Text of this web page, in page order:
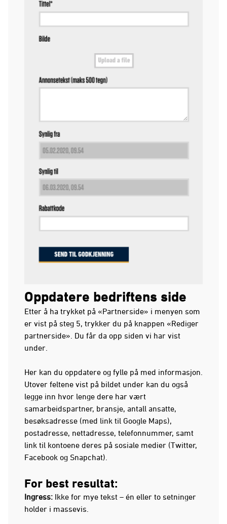
Oppdatere bedriftens side
Etter å ha trykket på «Partnerside» i menyen som
er vist på steg 5, trykker du på knappen «Rediger
partnerside». Du får da opp siden vi har vist
under.
Her kan du oppdatere og fylle på med informasjon.
Utover feltene vist på bildet under kan du også
legge inn hvor lenge dere har vært
samarbeidspartner, bransje, antall ansatte,
besøksadresse (med link til Google Maps),
postadresse, nettadresse, telefonnummer, samt
link til kontoene deres på sosiale medier (Twitter,
Facebook og Snapchat).
For best resultat:
Ingress: Ikke for mye tekst – én eller to setninger
holder i massevis.